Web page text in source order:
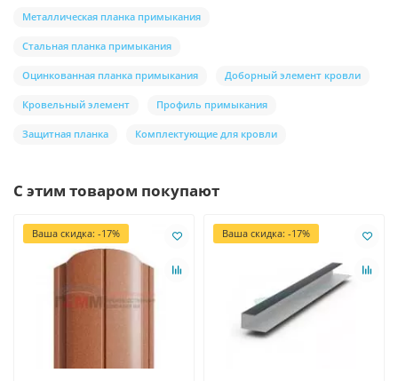
Металлическая планка примыкания
Стальная планка примыкания
Оцинкованная планка примыкания Доборный элемент кровли
Кровельный элемент Профиль примыкания
Защитная планка Комплектующие для кровли
С этим товаром покупают
Ваша скидка: -17% Ваша скидка: -17%